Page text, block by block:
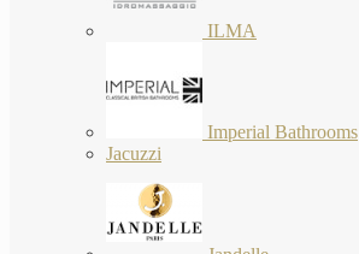
ILMA
Imperial Bathrooms
Jacuzzi